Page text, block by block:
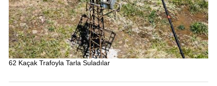
62 Kaçak Trafoyla Tarla Suladılar